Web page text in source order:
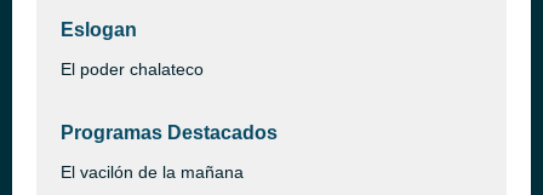
Eslogan
El poder chalateco
Programas Destacados
El vacilón de la mañana